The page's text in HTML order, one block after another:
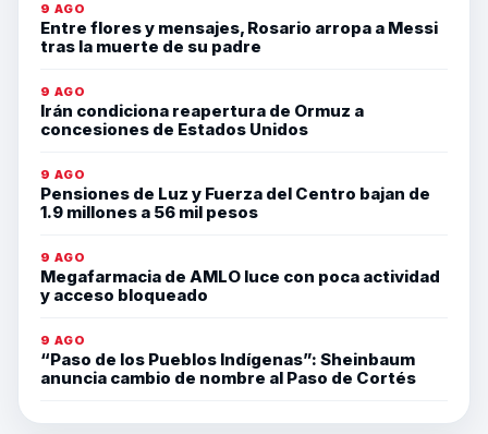
9 AGO
Entre flores y mensajes, Rosario arropa a Messi
tras la muerte de su padre
9 AGO
Irán condiciona reapertura de Ormuz a
concesiones de Estados Unidos
9 AGO
Pensiones de Luz y Fuerza del Centro bajan de
1.9 millones a 56 mil pesos
9 AGO
Megafarmacia de AMLO luce con poca actividad
y acceso bloqueado
9 AGO
“Paso de los Pueblos Indígenas”: Sheinbaum
anuncia cambio de nombre al Paso de Cortés